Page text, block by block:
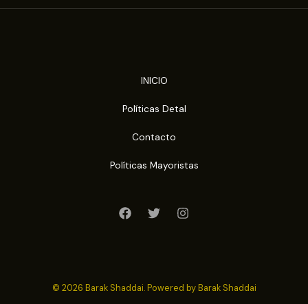
INICIO
Políticas Detal
Contacto
Políticas Mayoristas
© 2026 Barak Shaddai. Powered by Barak Shaddai